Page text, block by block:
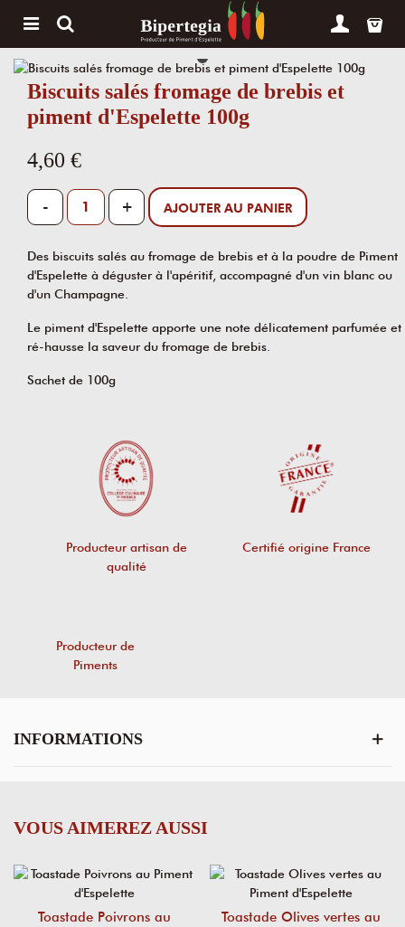
Biscuits salés fromage de brebis et
piment d'Espelette 100g
4,60 €
- + AJOUTER AU PANIER
Des biscuits salés au fromage de brebis et à la poudre de Piment
d'Espelette à déguster à l'apéritif, accompagné d'un vin blanc ou
d'un Champagne.
Le piment d'Espelette apporte une note délicatement parfumée et
ré-hausse la saveur du fromage de brebis.
Sachet de 100g
Producteur artisan de
qualité
Certifié origine France
Producteur de
Piments
INFORMATIONS
VOUS AIMEREZ AUSSI
Toastade Poivrons au
Toastade Olives vertes au